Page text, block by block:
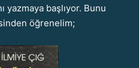
yazmaya başlıyor. Bunu
öğrenelim;